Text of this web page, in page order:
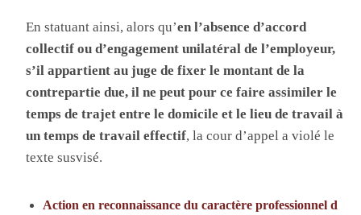
En statuant ainsi, alors qu’en l’absence d’accord
collectif ou d’engagement unilatéral de l’employeur,
s’il appartient au juge de fixer le montant de la
contrepartie due, il ne peut pour ce faire assimiler le
temps de trajet entre le domicile et le lieu de travail à
un temps de travail effectif, la cour d’appel a violé le
texte susvisé.
Action en reconnaissance du caractère professionnel d